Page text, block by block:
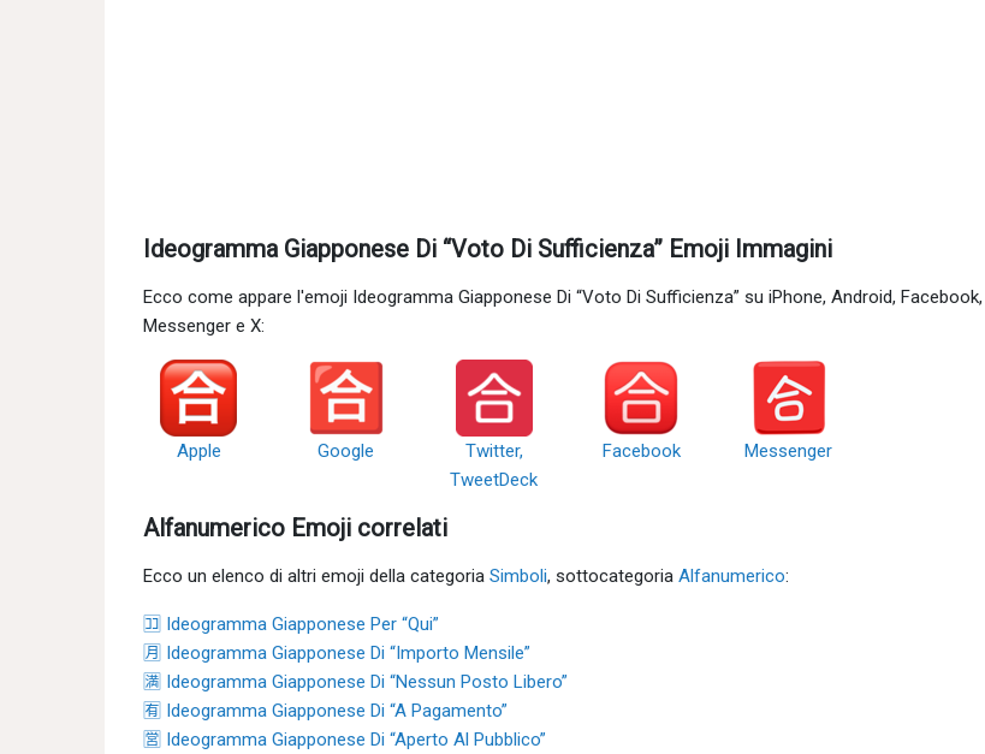
Ideogramma Giapponese Di “Voto Di Sufficienza” Emoji Immagini
Ecco come appare l'emoji Ideogramma Giapponese Di “Voto Di Sufficienza” su iPhone, Android, Facebook,
Messenger e X:
Apple Google
Twitter,
TweetDeck
Facebook Messenger
Alfanumerico Emoji correlati
Ecco un elenco di altri emoji della categoria Simboli, sottocategoria Alfanumerico:
🈁 Ideogramma Giapponese Per “Qui”
🈷 Ideogramma Giapponese Di “Importo Mensile”
🈵 Ideogramma Giapponese Di “Nessun Posto Libero”
🈶 Ideogramma Giapponese Di “A Pagamento”
🈺 Ideogramma Giapponese Di “Aperto Al Pubblico”